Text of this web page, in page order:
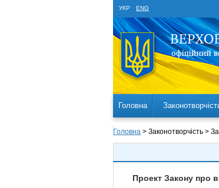
УКР ENG
Головна
Головна > Законотворчість >
Проект Закону про